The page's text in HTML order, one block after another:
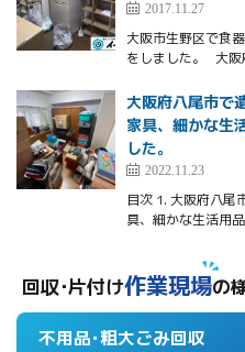
2017.11.27
大阪市生野区で食
をしました。 大
大阪府八尾市で
家具、細かな生
した。
2022.11.23
目次 1. 大阪府八尾
具、細かな生活用
回収･片付け作業現場の
不用品･粗大ごみ回収